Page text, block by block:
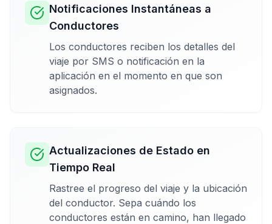
Notificaciones Instantáneas a
Conductores
Los conductores reciben los detalles del
viaje por SMS o notificación en la
aplicación en el momento en que son
asignados.
Actualizaciones de Estado en
Tiempo Real
Rastree el progreso del viaje y la ubicación
del conductor. Sepa cuándo los
conductores están en camino, han llegado